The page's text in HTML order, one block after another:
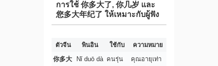
การใช้ 你多大了, 你几岁 และ
您多大年纪了 ให้เหมาะกับผู้ฟัง
ตัวจีน พินอิน ใช้กับ
ความหมาย
你多大
Nǐ duō dà คนรุ่น
คุณอายุเท่า